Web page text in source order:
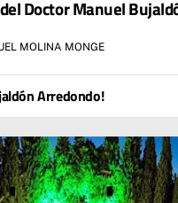
MOLINA MONGE
Arredondo!